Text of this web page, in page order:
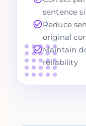
sentence
Reduce
original
Maintain
reliability